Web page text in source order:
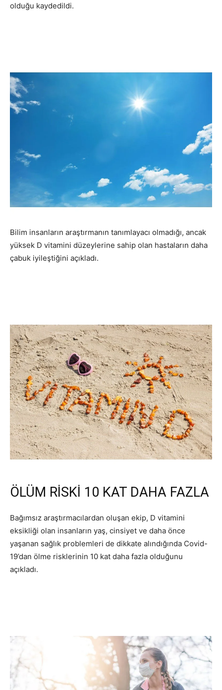
olduğu kaydedildi.
Bilim insanların araştırmanın tanımlayacı olmadığı, ancak
yüksek D vitamini düzeylerine sahip olan hastaların daha
çabuk iyileştiğini açıkladı.
ÖLÜM RİSKİ 10 KAT DAHA FAZLA
Bağımsız araştırmacılardan oluşan ekip, D vitamini
eksikliği olan insanların yaş, cinsiyet ve daha önce
yaşanan sağlık problemleri de dikkate alındığında Covid-
19’dan ölme risklerinin 10 kat daha fazla olduğunu
açıkladı.